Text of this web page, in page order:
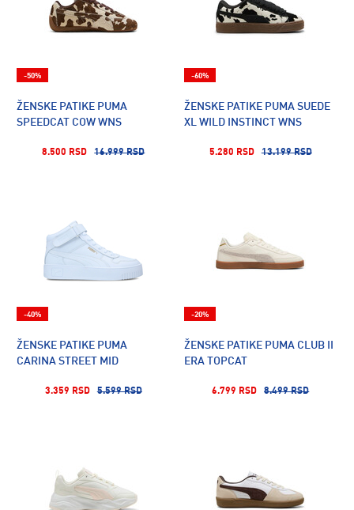
ŽENSKE PATIKE PUMA
SPEEDCAT COW WNS
8.500 RSD 16.999 RSD
-50%
ŽENSKE PATIKE PUMA SUEDE
XL WILD INSTINCT WNS
5.280 RSD 13.199 RSD
-60%
ŽENSKE PATIKE PUMA
CARINA STREET MID
3.359 RSD 5.599 RSD
-40%
ŽENSKE PATIKE PUMA CLUB II
ERA TOPCAT
6.799 RSD 8.499 RSD
-20%